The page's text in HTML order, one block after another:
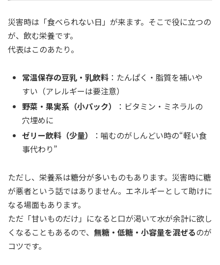
災害時は「食べられない日」が来ます。そこで役に立つの
が、飲む栄養です。
代表はこのあたり。
常温保存の豆乳・乳飲料 ：たんぱく・脂質を補いや
すい（アレルギーは要注意）
野菜・果実系（小パック）
：ビタミン・ミネラルの
穴埋めに
ゼリー飲料（少量）
：噛むのがしんどい時の“軽い食
事代わり”
ただし、栄養系は糖分が多いものもあります。災害時に糖
が悪者という話ではありません。エネルギーとして助けに
なる場面もあります。
ただ「甘いものだけ」になると口が渇いて水が余計に欲し
くなることもあるので、 無糖・低糖・小容量を混ぜるのが
コツです。